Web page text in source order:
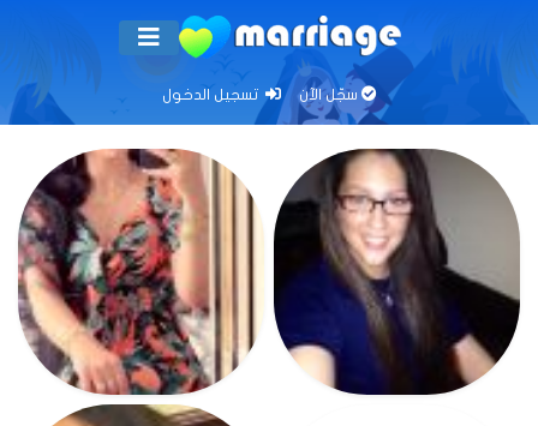
سجّل الآن تسجيل الدخول